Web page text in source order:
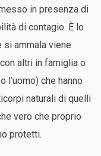
in presenza di
di contagio. È lo
si ammala viene
altri in famiglia o
l’uomo) che hanno
naturali di quelli
vero che proprio
protetti.